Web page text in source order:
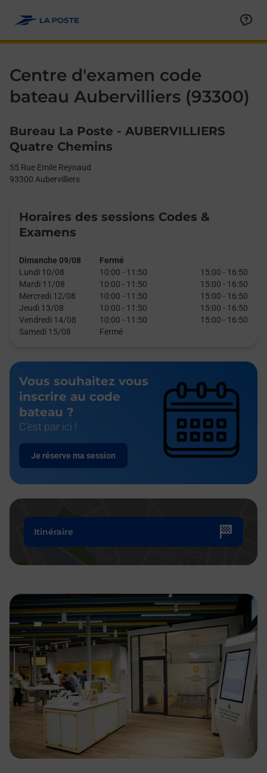
Centre d'examen code
bateau Aubervilliers (93300)
Bureau La Poste - AUBERVILLIERS
Quatre Chemins
55 Rue Emile Reynaud
93300 Aubervilliers
Horaires des sessions Codes &
Examens
Dimanche 09/08
Fermé
Lundi 10/08
10:00 - 11:50 15:00 - 16:50
Mardi 11/08
10:00 - 11:50 15:00 - 16:50
Mercredi 12/08
10:00 - 11:50 15:00 - 16:50
Jeudi 13/08
10:00 - 11:50 15:00 - 16:50
Vendredi 14/08
10:00 - 11:50 15:00 - 16:50
Samedi 15/08
Fermé
Vous souhaitez vous
inscrire au code
bateau ?
C'est par ici !
Je réserve ma session
Itinéraire